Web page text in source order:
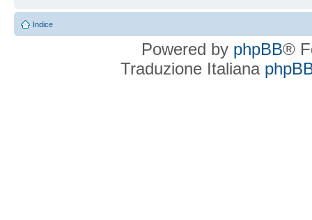
Indice
Powered by phpBB®
Traduzione Italiana